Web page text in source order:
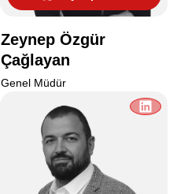
Zeynep Özgür
Çağlayan
Genel Müdür